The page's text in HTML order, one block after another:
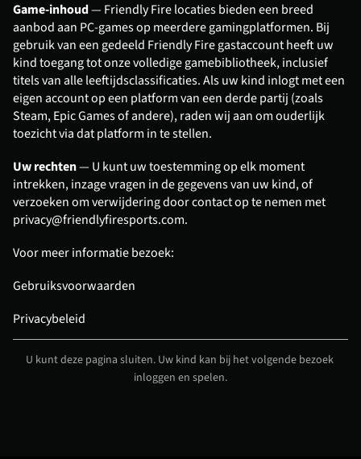
Game-inhoud — Friendly Fire locaties bieden een breed
aanbod aan PC-games op meerdere gamingplatformen. Bij
gebruik van een gedeeld Friendly Fire gastaccount heeft uw
kind toegang tot onze volledige gamebibliotheek, inclusief
titels van alle leeftijdsclassificaties. Als uw kind inlogt met een
eigen account op een platform van een derde partij (zoals
Steam, Epic Games of andere), raden wij aan om ouderlijk
toezicht via dat platform in te stellen.
Uw rechten — U kunt uw toestemming op elk moment
intrekken, inzage vragen in de gegevens van uw kind, of
privacy@friendlyfiresports.com.
Voor meer informatie bezoek:
Gebruiksvoorwaarden
Privacybeleid
U kunt deze pagina sluiten. Uw kind kan bij het volgende bezoek
inloggen en spelen.